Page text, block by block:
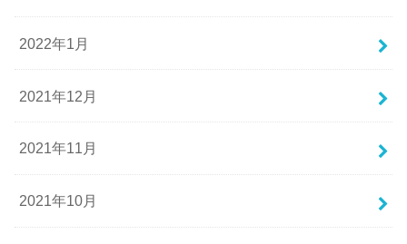
2022年1月
2021年12月
2021年11月
2021年10月